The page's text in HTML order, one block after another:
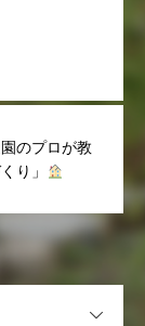
のプロが教
り」